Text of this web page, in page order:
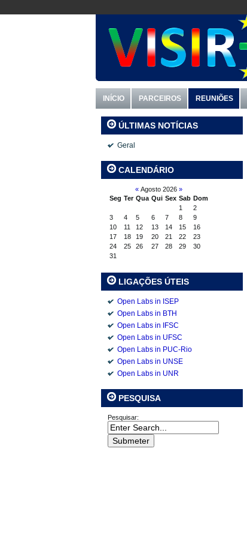
INÍCIO PARCEIROS REUNIÕES
ÚLTIMAS NOTÍCIAS
Geral
CALENDÁRIO
« Agosto 2026 »
Seg Ter Qua Qui Sex Sab Dom
1
2
3
4 5 6 7 8
9
10
11 12 13 14 15
16
17
18 19 20 21 22
23
24
25 26 27 28 29
30
31
LIGAÇÕES ÚTEIS
Open Labs in ISEP
Open Labs in BTH
Open Labs in IFSC
Open Labs in UFSC
Open Labs in PUC-Rio
Open Labs in UNSE
Open Labs in UNR
PESQUISA
Pesquisar: